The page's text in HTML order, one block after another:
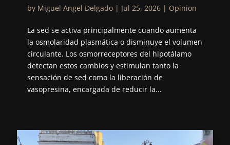
by Miguel Angel Delgado| Jul 25, 2026| Opinion
La sed se activa principalmente cuando aumenta
la osmolaridad plasmática o disminuye el volumen
circulante. Los osmorreceptores del hipotálamo
detectan estos cambios y estimulan tanto la
sensación de sed como la liberación de
vasopresina, encargada de reducir la...